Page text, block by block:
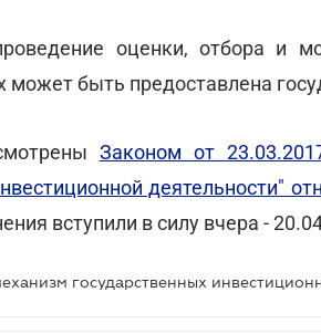
оценки, отбора и
может быть предоставлена
Законом от
деятельности"
вступили в силу вчера -